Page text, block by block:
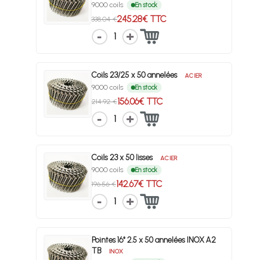
9000 coils En stock
338.04 €245.28€ TTC
1
Coils 23/25 x 50 annelées ACIER
9000 coils En stock
214.92 €156.06€ TTC
1
Coils 23 x 50 lisses ACIER
9000 coils En stock
196.56 €142.67€ TTC
1
Pointes 16° 2.5 x 50 annelées INOX A2
TB
INOX